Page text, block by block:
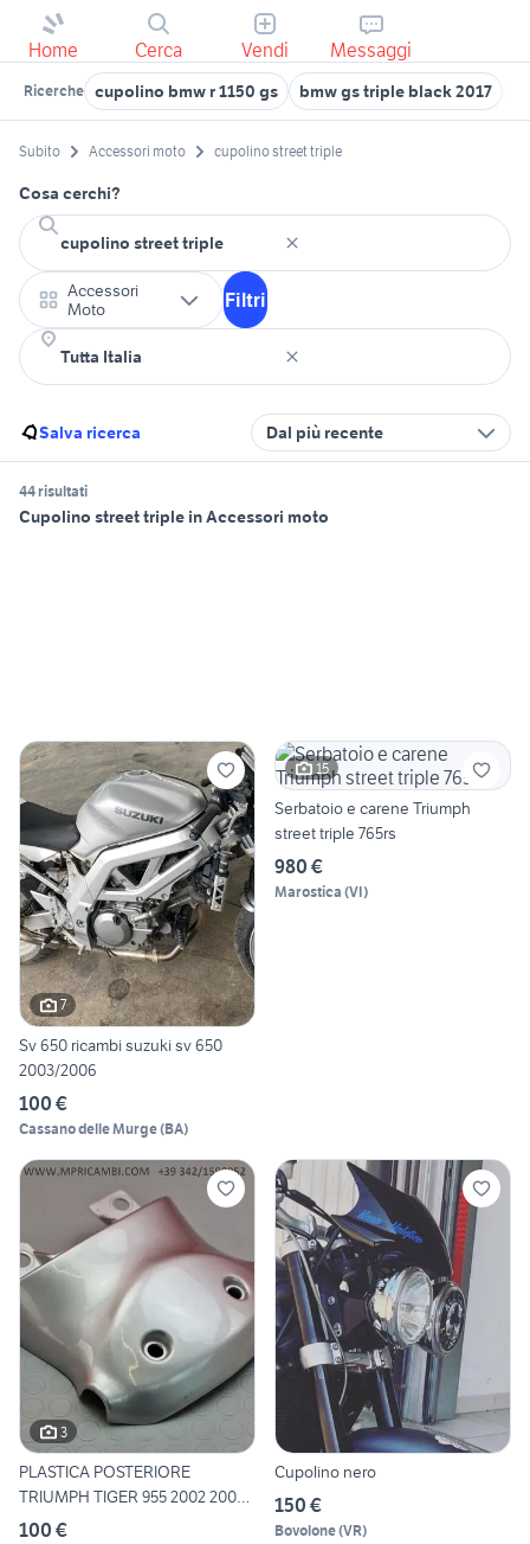
Home Cerca Vendi Messaggi
Ricerche cupolino bmw r 1150 gs bmw gs triple black 2017
Subito Accessori moto cupolino street triple
Cosa cerchi?
Accessori
Moto
Filtri
Salva ricerca Dal più recente
44 risultati
Cupolino street triple in Accessori moto
7
Sv 650 ricambi suzuki sv 650
2003/2006
100 €
Cassano delle Murge(BA)
15
Serbatoio e carene Triumph
street triple 765rs
980 €
Marostica (VI)
3
PLASTICA POSTERIORE
TRIUMPH TIGER 955 2002 2006
95
100 €
Cupolino nero
150 €
Bovolone(VR)